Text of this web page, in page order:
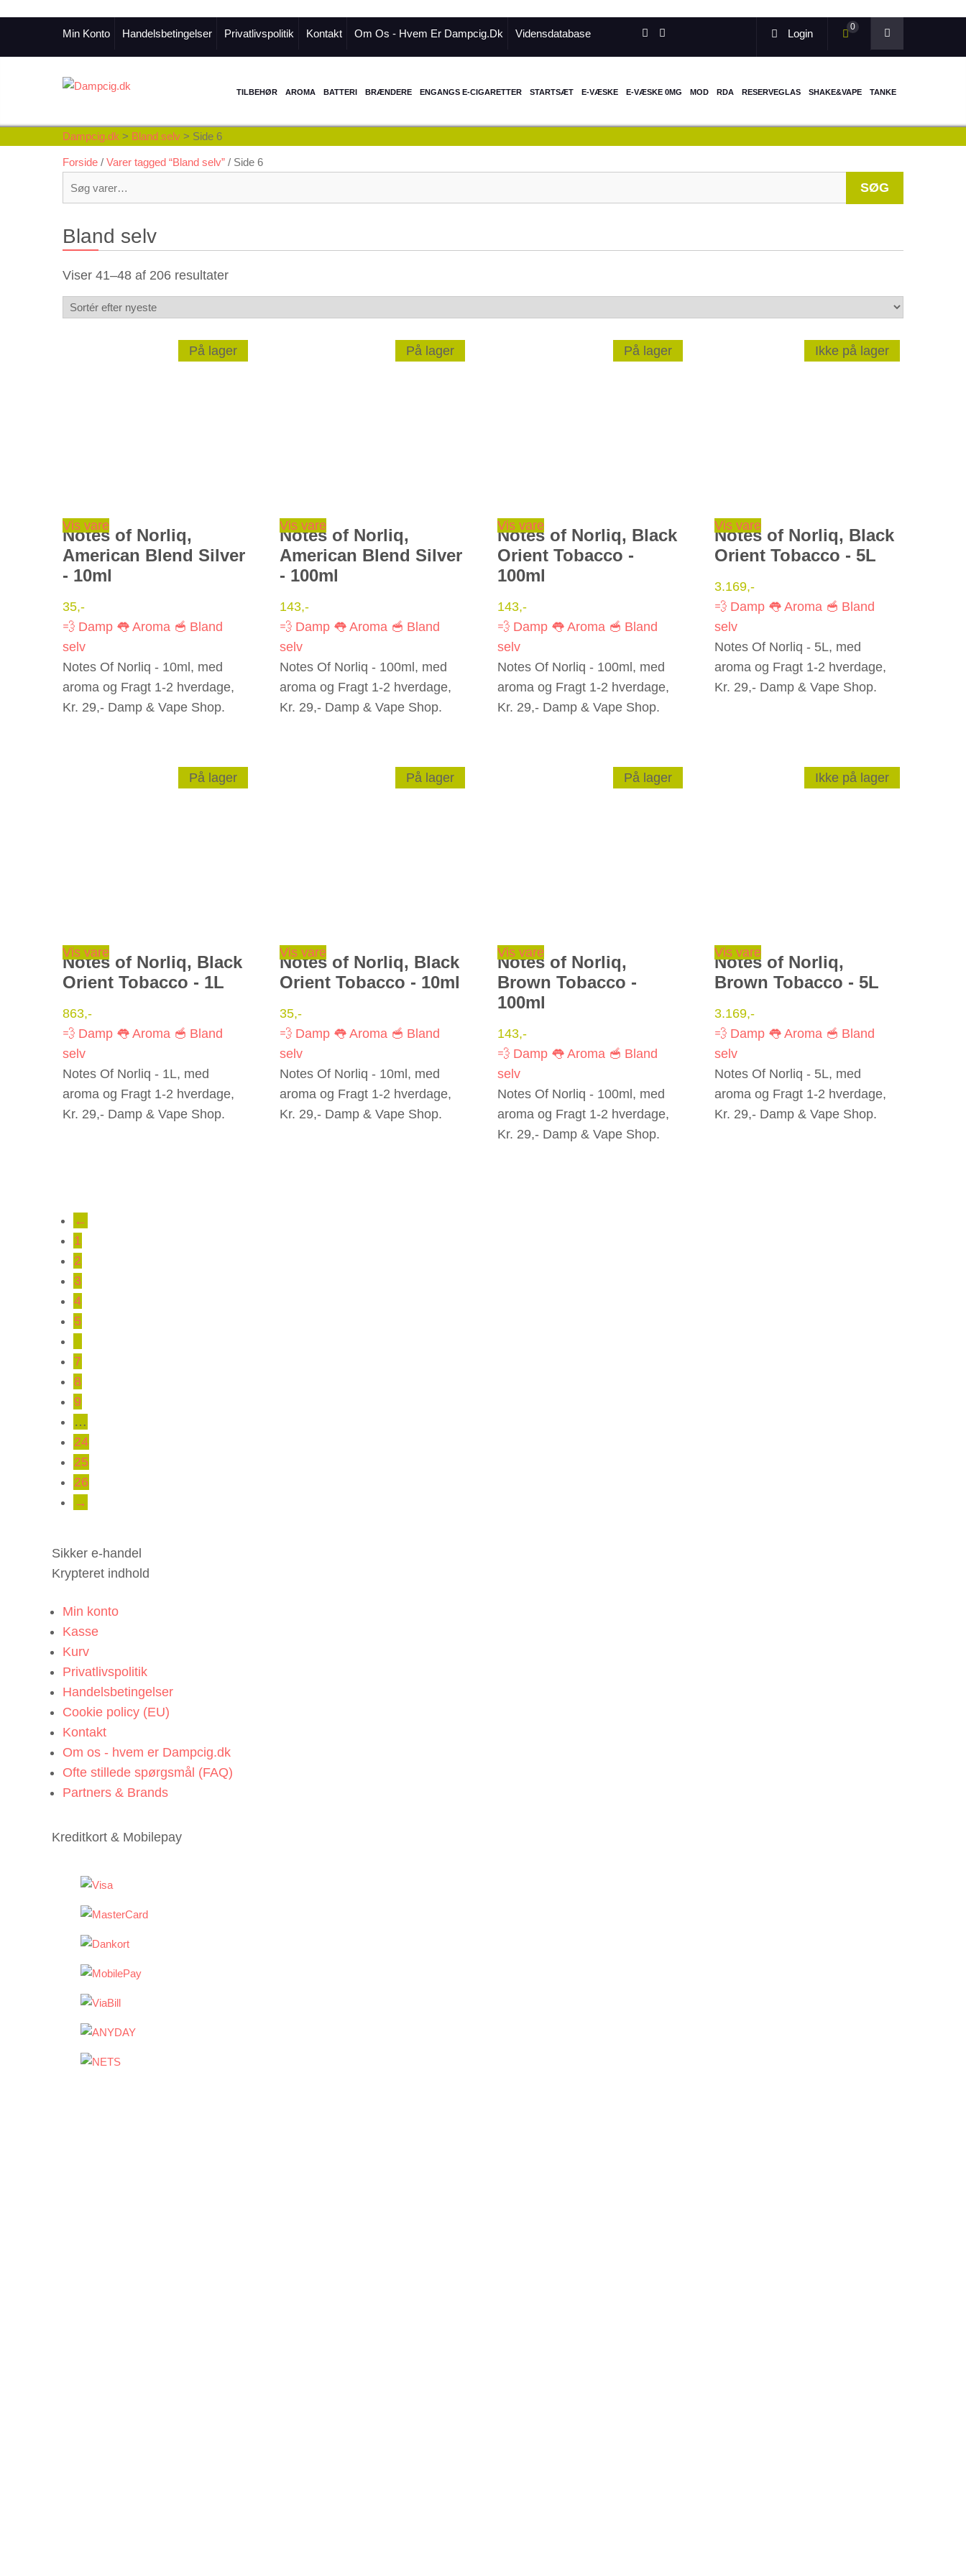
Min Konto Handelsbetingelser Privatlivspolitik Kontakt Om Os - Hvem Er Dampcig.dk Vidensdatabase Login
0
TILBEHØR AROMA BATTERI BRÆNDERE ENGANGS E-CIGARETTER STARTSÆT E-VÆSKE E-VÆSKE 0MG MOD RDA RESERVEGLAS SHAKE&VAPE TANKE
Dampcig.dk > Bland selv > Side 6
Forside / Varer tagged “Bland selv” / Side 6
SØG
Bland selv
Viser 41–48 af 206 resultaterSorteret
efter
seneste
På lager
Vis vare
Notes of Norliq,
American Blend Silver
- 10ml
35,-
💨 Damp 👅 Aroma 🥣 Bland
selv
Notes Of Norliq - 10ml, med
aroma og Fragt 1-2 hverdage,
Kr. 29,- Damp & Vape Shop.
På lager
Vis vare
Notes of Norliq,
American Blend Silver
- 100ml
143,-
💨 Damp 👅 Aroma 🥣 Bland
selv
Notes Of Norliq - 100ml, med
aroma og Fragt 1-2 hverdage,
Kr. 29,- Damp & Vape Shop.
På lager
Vis vare
Notes of Norliq, Black
Orient Tobacco -
100ml
143,-
💨 Damp 👅 Aroma 🥣 Bland
selv
Notes Of Norliq - 100ml, med
aroma og Fragt 1-2 hverdage,
Kr. 29,- Damp & Vape Shop.
Ikke på lager
Vis vare
Notes of Norliq, Black
Orient Tobacco - 5L
3.169,-
💨 Damp 👅 Aroma 🥣 Bland
selv
Notes Of Norliq - 5L, med
aroma og Fragt 1-2 hverdage,
Kr. 29,- Damp & Vape Shop.
På lager
Vis vare
Notes of Norliq, Black
Orient Tobacco - 1L
863,-
💨 Damp 👅 Aroma 🥣 Bland
selv
Notes Of Norliq - 1L, med
aroma og Fragt 1-2 hverdage,
Kr. 29,- Damp & Vape Shop.
På lager
Vis vare
Notes of Norliq, Black
Orient Tobacco - 10ml
35,-
💨 Damp 👅 Aroma 🥣 Bland
selv
Notes Of Norliq - 10ml, med
aroma og Fragt 1-2 hverdage,
Kr. 29,- Damp & Vape Shop.
På lager
Vis vare
Notes of Norliq,
Brown Tobacco -
100ml
143,-
💨 Damp 👅 Aroma 🥣 Bland
selv
Notes Of Norliq - 100ml, med
aroma og Fragt 1-2 hverdage,
Kr. 29,- Damp & Vape Shop.
Ikke på lager
Vis vare
Notes of Norliq,
Brown Tobacco - 5L
3.169,-
💨 Damp 👅 Aroma 🥣 Bland
selv
Notes Of Norliq - 5L, med
aroma og Fragt 1-2 hverdage,
Kr. 29,- Damp & Vape Shop.
←
1
2
3
4
5
7
8
9
…
24
25
26
→
Sikker e-handel
Krypteret indhold
Min konto
Kasse
Kurv
Privatlivspolitik
Handelsbetingelser
Cookie policy (EU)
Kontakt
Om os - hvem er Dampcig.dk
Ofte stillede spørgsmål (FAQ)
Partners & Brands
Kreditkort & Mobilepay